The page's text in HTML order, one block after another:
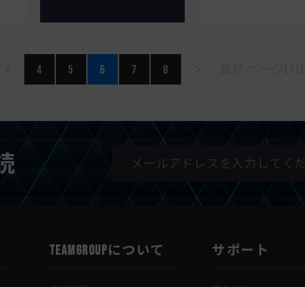
4 5 6 7 8
TEAMGROUPについて サポート